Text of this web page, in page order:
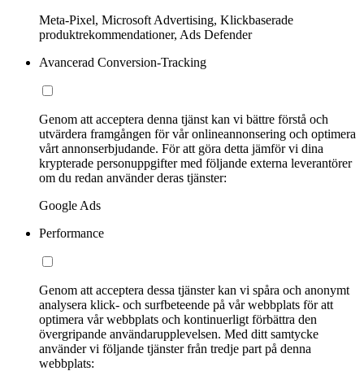
Meta-Pixel, Microsoft Advertising, Klickbaserade
produktrekommendationer, Ads Defender
Avancerad Conversion-Tracking
Genom att acceptera denna tjänst kan vi bättre förstå och
utvärdera framgången för vår onlineannonsering och optimera
vårt annonserbjudande. För att göra detta jämför vi dina
krypterade personuppgifter med följande externa leverantörer
om du redan använder deras tjänster:
Google Ads
Performance
Genom att acceptera dessa tjänster kan vi spåra och anonymt
analysera klick- och surfbeteende på vår webbplats för att
optimera vår webbplats och kontinuerligt förbättra den
övergripande användarupplevelsen. Med ditt samtycke
använder vi följande tjänster från tredje part på denna
webbplats: